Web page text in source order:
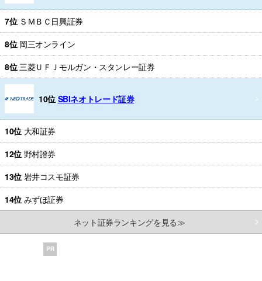
7位 ＳＭＢＣ日興証券
8位 岡三オンライン
8位 三菱ＵＦＪモルガン・スタンレー証券
10位 SBIネオトレード証券
10位 大和証券
12位 野村證券
13位 岩井コスモ証券
14位 みずほ証券
ネット証券ランキングを見る≫
PR